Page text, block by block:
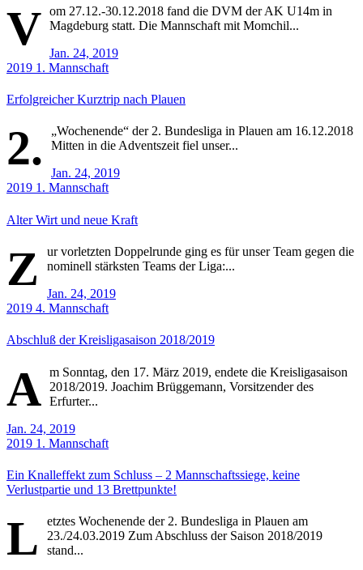
V om 27.12.-30.12.2018 fand die DVM der AK U14m in
Magdeburg statt. Die Mannschaft mit Momchil...
Jan. 24, 2019
2019 1. Mannschaft
Erfolgreicher Kurztrip nach Plauen
2.
„Wochenende“ der 2. Bundesliga in Plauen am 16.12.2018
Mitten in die Adventszeit fiel unser...
Jan. 24, 2019
2019 1. Mannschaft
Alter Wirt und neue Kraft
Z
ur vorletzten Doppelrunde ging es für unser Team gegen die
nominell stärksten Teams der Liga:...
Jan. 24, 2019
2019 4. Mannschaft
Abschluß der Kreisligasaison 2018/2019
A m Sonntag, den 17. März 2019, endete die Kreisligasaison
2018/2019. Joachim Brüggemann, Vorsitzender des
Erfurter...
Jan. 24, 2019
2019 1. Mannschaft
Ein Knalleffekt zum Schluss – 2 Mannschaftssiege, keine
Verlustpartie und 13 Brettpunkte!
L
etztes Wochenende der 2. Bundesliga in Plauen am
23./24.03.2019 Zum Abschluss der Saison 2018/2019
stand...